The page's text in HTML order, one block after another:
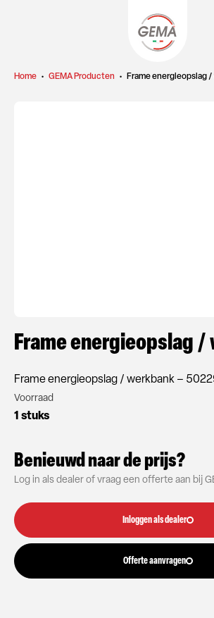
Home • GEMA Producten • Frame energieopslag
Frame energieopslag /
Frame energieopslag / werkbank –
Voorraad
1 stuks
Benieuwd naar de prijs?
Log in als dealer of vraag een offerte aan bij
Inloggen als dealer
Offerte aanvragen